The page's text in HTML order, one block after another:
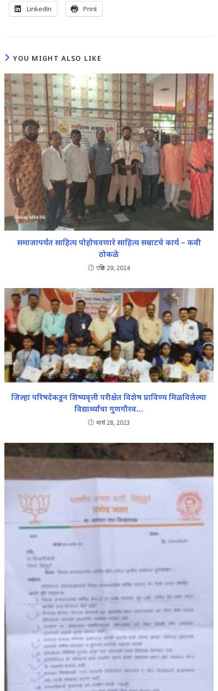
LinkedIn Print
YOU MIGHT ALSO LIKE
समाजापर्यंत साहित्य पोहोचवणारे साहित्य सम्राटचे कार्य – कवी
ठोकळे
एप्रिल 29, 2024
जिल्हा परिषदेकडून शिष्यवृत्ती परीक्षेत विशेष प्राविण्य मिळविलेल्या
विद्यार्थ्यांचा गुणगौरव…
मार्च 28, 2023